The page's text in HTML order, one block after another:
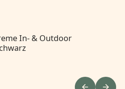
In- & Outdoor